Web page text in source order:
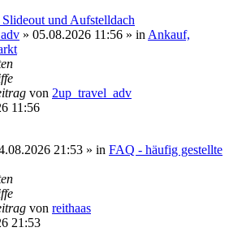
und Aufstelldach
» 05.08.2026 11:56 » in Ankauf,
von 2up_travel_adv
11:56
21:53 » in FAQ - häufig gestellte
von reithaas
21:53